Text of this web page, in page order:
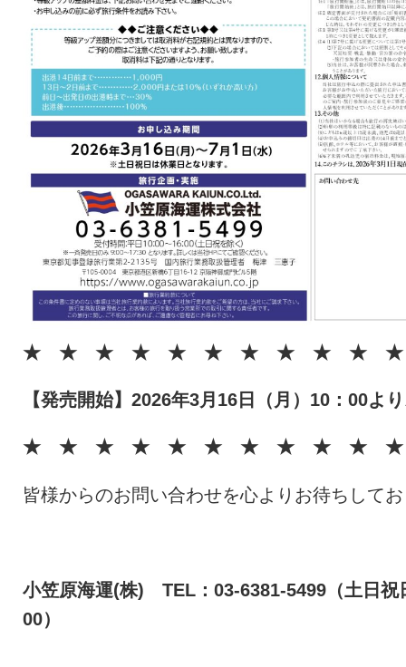
★ ★ ★ ★ ★ ★ ★ ★ ★ ★ ★
【発売開始】2026年3月16日（月）10：00よ
★ ★ ★ ★ ★ ★ ★ ★ ★ ★ ★
皆様からのお問い合わせを心よりお待ちして
小笠原海運(株) TEL：03-6381-5499（土日祝
00）